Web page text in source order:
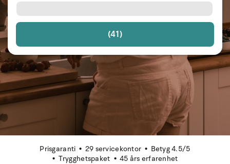
(41)
Prisgaranti 29 servicekontor
Betyg 4.5/5
Trygghetspaket
45 års erfarenhet